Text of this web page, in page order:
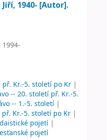
Jiří, 1940- [Autor].
1994-
př. Kr.-5. století po Kr |
-- 20. století př. Kr.-5.
-- 1.-5. století |
Kr.-5. století po Kr |
pojetí |
pojetí